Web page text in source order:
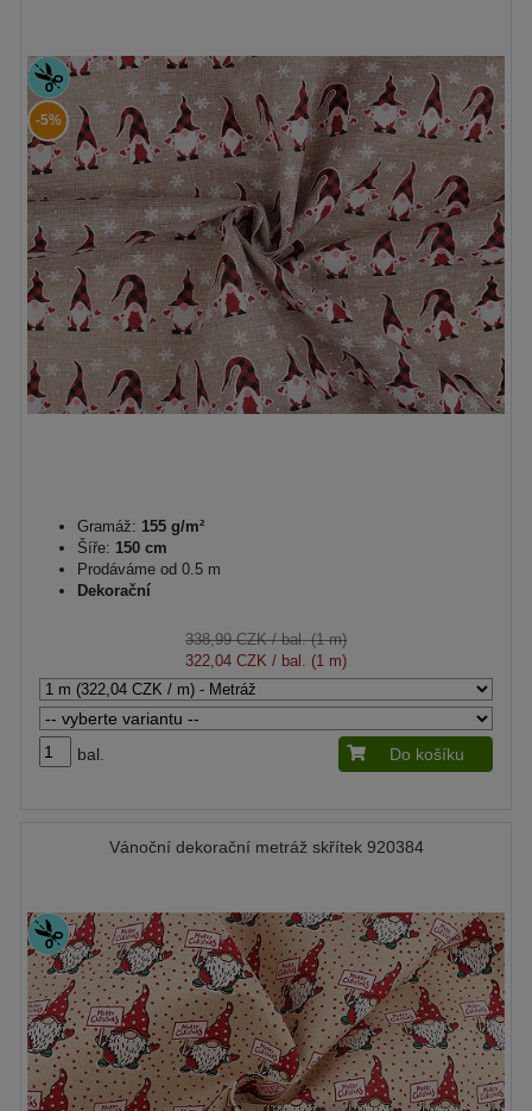
-5%
Gramáž: 155 g/m²
Šíře: 150 cm
Prodáváme od 0.5 m
Dekorační
338,99 CZK/ bal. (1 m)
322,04 CZK / bal. (1 m)
bal. Do košíku
Vánoční dekorační metráž skřítek 920384